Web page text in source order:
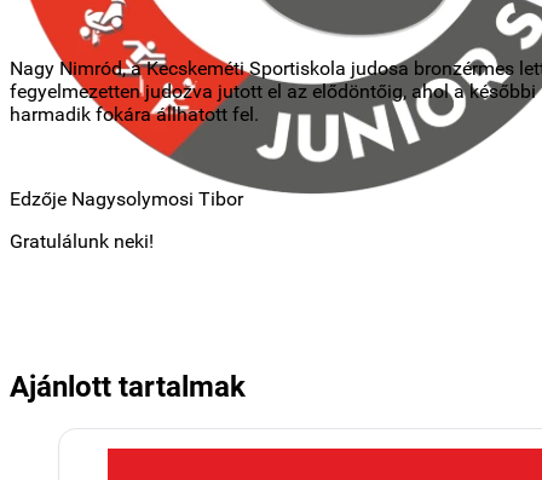
Nagy Nimród, a Kecskeméti Sportiskola judosa bronzérmes
fegyelmezetten judozva jutott el az elődöntőig, ahol a
harmadik fokára állhatott fel.
Edzője Nagysolymosi Tibor
Gratulálunk neki!
Ajánlott tartalmak